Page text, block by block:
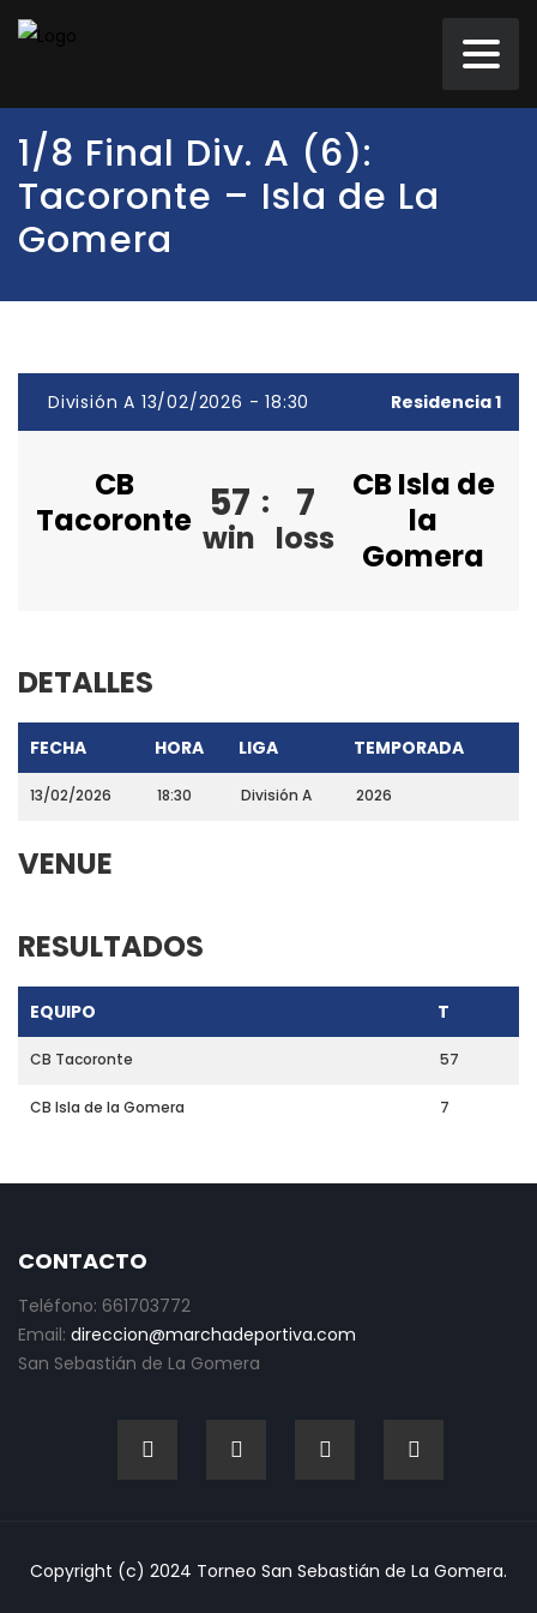
1/8 Final Div. A (6):
Tacoronte – Isla de La
Gomera
División A 13/02/2026 - 18:30 Residencia 1
CB
Tacoronte 57
win
: 7
loss
CB Isla de
la
Gomera
DETALLES
FECHA HORA LIGA TEMPORADA
13/02/2026 18:30 División A 2026
VENUE
RESULTADOS
EQUIPO T
CB Tacoronte 57
CB Isla de la Gomera 7
CONTACTO
Teléfono: 661703772
Email: direccion@marchadeportiva.com
San Sebastián de La Gomera
Copyright (c) 2024 Torneo San Sebastián de La Gomera.